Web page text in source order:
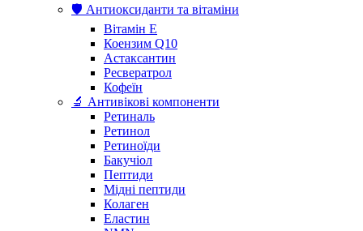
🛡️ Антиоксиданти та вітаміни
Вітамін Е
Коензим Q10
Астаксантин
Ресвератрол
Кофеїн
🔬 Антивікові компоненти
Ретиналь
Ретинол
Ретиноїди
Бакучіол
Пептиди
Мідні пептиди
Колаген
Еластин